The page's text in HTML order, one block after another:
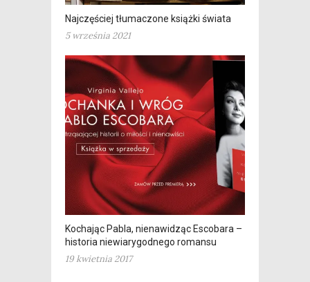
Najczęściej tłumaczone książki świata
5 września 2021
Kochając Pabla, nienawidząc Escobara –
historia niewiarygodnego romansu
19 kwietnia 2017